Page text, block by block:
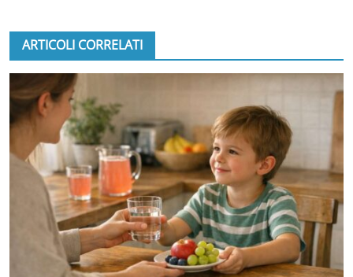
ARTICOLI CORRELATI